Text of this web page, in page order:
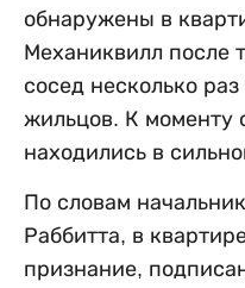
обнаружены в
Механиквилл после
сосед несколько
жильцов. К моменту
находились в
По словам
Раббитта, в
признание,